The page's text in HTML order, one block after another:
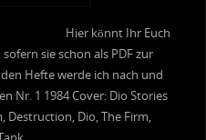
Hier könnt Ihr Euch
sie schon als PDF zur
Hefte werde ich nach und
Nr. 1 1984 Cover: Dio Stories
Destruction, Dio, The Firm,